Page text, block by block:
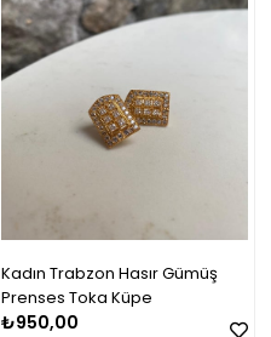
Kadın Trabzon Hasır Gümüş
Prenses Toka Küpe
₺950,00